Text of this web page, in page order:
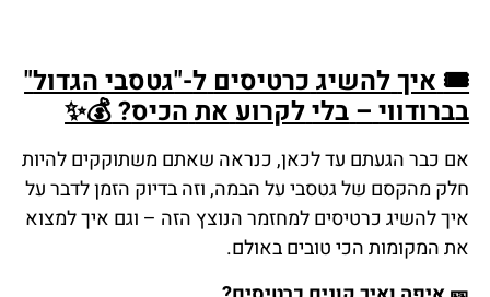
🎟איךלהשיגכרטיסיםל-"גטסביהגדול"
בברודווי–בלילקרועאתהכיס?
💰✨
אם כבר הגעתם עד לכאן, כנראה שאתם משתוקקים להיות
חלק מהקסם של גטסבי על הבמה, וזה בדיוק הזמן לדבר על
איך להשיג כרטיסים למחזמר הנוצץ הזה – וגם איך למצוא
את המקומות הכי טובים באולם.